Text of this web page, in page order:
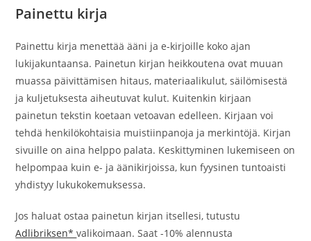
Painettu kirja
Painettu kirja menettää ääni ja e-kirjoille koko ajan
lukijakuntaansa. Painetun kirjan heikkoutena ovat muuan
muassa päivittämisen hitaus, materiaalikulut, säilömisestä
ja kuljetuksesta aiheutuvat kulut. Kuitenkin kirjaan
painetun tekstin koetaan vetoavan edelleen. Kirjaan voi
tehdä henkilökohtaisia muistiinpanoja ja merkintöjä. Kirjan
sivuille on aina helppo palata. Keskittyminen lukemiseen on
helpompaa kuin e- ja äänikirjoissa, kun fyysinen tuntoaisti
yhdistyy lukukokemuksessa.
Jos haluat ostaa painetun kirjan itsellesi, tutustu
Adlibriksen*valikoimaan. Saat -10% alennusta